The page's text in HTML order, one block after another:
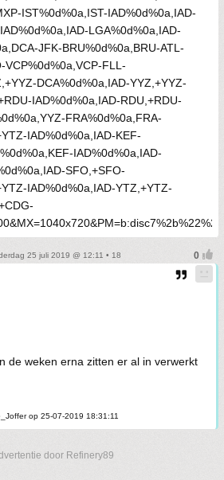
25 juli 2019 @ 12:11 • 18
de weken erna zitten er al in verwerkt
op 25-07-2019 18:31:11
door Refinery89